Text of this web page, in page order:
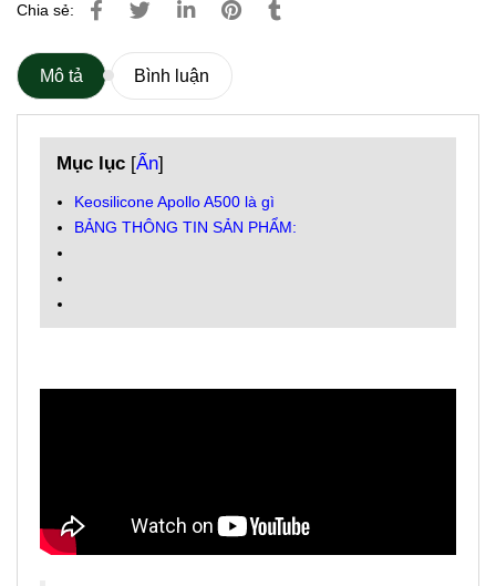
Chia sẻ:
Mô tả Bình luận
Mục lục [Ẩn]
Keosilicone Apollo A500 là gì
BẢNG THÔNG TIN SẢN PHẨM: